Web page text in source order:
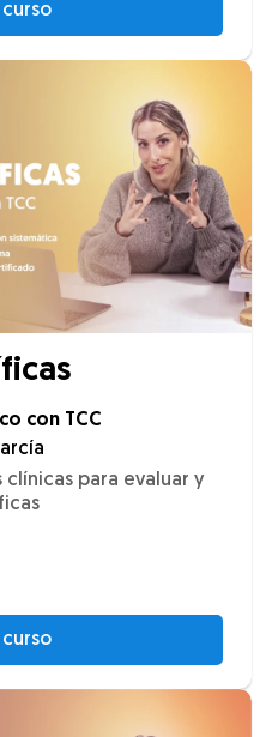
con TCC
para evaluar y